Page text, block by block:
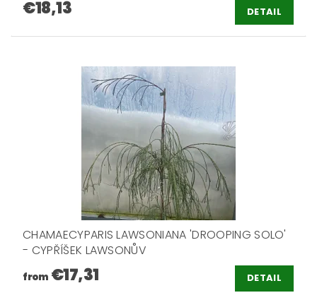
€18,13 DETAIL
CHAMAECYPARIS LAWSONIANA 'DROOPING SOLO'
- CYPŘÍŠEK LAWSONŮV
from €17,31 DETAIL